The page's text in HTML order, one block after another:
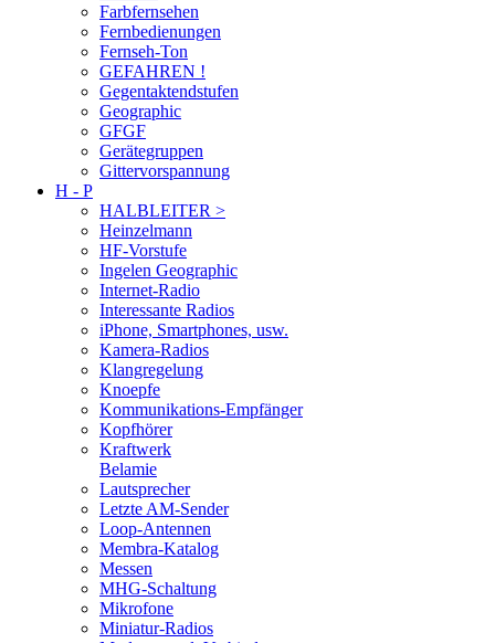
Farbfernsehen
Fernbedienungen
Fernseh-Ton
GEFAHREN !
Gegentaktendstufen
Geographic
GFGF
Gerätegruppen
Gittervorspannung
H - P
HALBLEITER >
Heinzelmann
HF-Vorstufe
Ingelen Geographic
Internet-Radio
Interessante Radios
iPhone, Smartphones, usw.
Kamera-Radios
Klangregelung
Knoepfe
Kommunikations-Empfänger
Kopfhörer
Kraftwerk
Belamie
Lautsprecher
Letzte AM-Sender
Loop-Antennen
Membra-Katalog
Messen
MHG-Schaltung
Mikrofone
Miniatur-Radios